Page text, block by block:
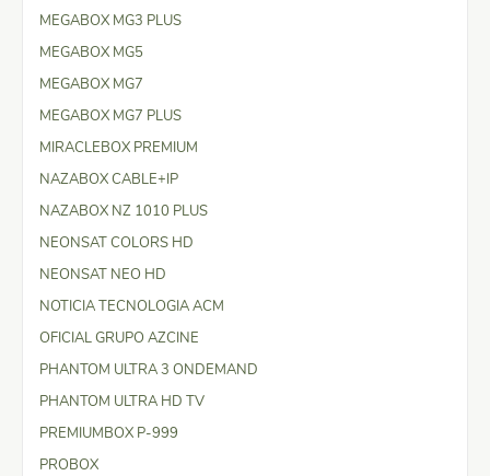
MEGABOX MG3 PLUS
MEGABOX MG5
MEGABOX MG7
MEGABOX MG7 PLUS
MIRACLEBOX PREMIUM
NAZABOX CABLE+IP
NAZABOX NZ 1010 PLUS
NEONSAT COLORS HD
NEONSAT NEO HD
NOTICIA TECNOLOGIA ACM
OFICIAL GRUPO AZCINE
PHANTOM ULTRA 3 ONDEMAND
PHANTOM ULTRA HD TV
PREMIUMBOX P-999
PROBOX